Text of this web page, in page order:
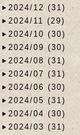
2024/12 (31)
2024/11 (29)
2024/10 (30)
2024/09 (30)
2024/08 (31)
2024/07 (31)
2024/06 (30)
2024/05 (31)
2024/04 (30)
2024/03 (31)